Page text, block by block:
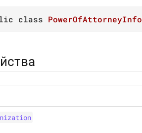
class PowerOfAttorneyInfo